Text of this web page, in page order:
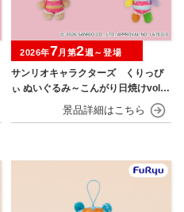
サンリオキャラクターズ くりっぴ
ぃ ぬいぐるみ～こんがり日焼けvol.2
2026年7月第2週～登場